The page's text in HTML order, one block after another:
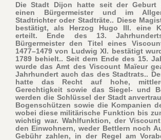
Die Stadt Dijon hatte seit der Geburt
einen Bürgermeister und im
Stadtrichter oder Stadträte.. Diese
bestätigt, als Herzog Hugo III. eine
erteilt. Ende des 13.
Bürgermeister den Titel eines
1477–1479 von Ludwig XI. bestätigt
1789 behielt.. Seit dem Ende des 15.
wurde das Amt des Viscount Maïeur
Jahrhundert auch das des Stadtrats..
hatte das Recht auf hohe,
Gerechtigkeit sowie das Siegel- und
werden die Schlüssel der Stadt
Bogenschützen sowie die Kompanien
wobei diese militärische Funktion bis
wichtig war. Wahlfunktion, der
den Einwohnern, weder Bettlern noch
Gebühr zahlen, in der Regel am